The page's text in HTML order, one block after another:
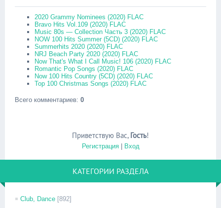
2020 Grammy Nominees (2020) FLAC
Bravo Hits Vol.109 (2020) FLAC
Music 80s — Collection Часть 3 (2020) FLAC
NOW 100 Hits Summer (5CD) (2020) FLAC
Summerhits 2020 (2020) FLAC
NRJ Beach Party 2020 (2020) FLAC
Now That's What I Call Music! 106 (2020) FLAC
Romantic Pop Songs (2020) FLAC
Now 100 Hits Country (5CD) (2020) FLAC
Top 100 Christmas Songs (2020) FLAC
Всего комментариев: 0
Приветствую Вас, Гость!
Регистрация| Вход
КАТЕГОРИИ РАЗДЕЛА
Club, Dance [892]